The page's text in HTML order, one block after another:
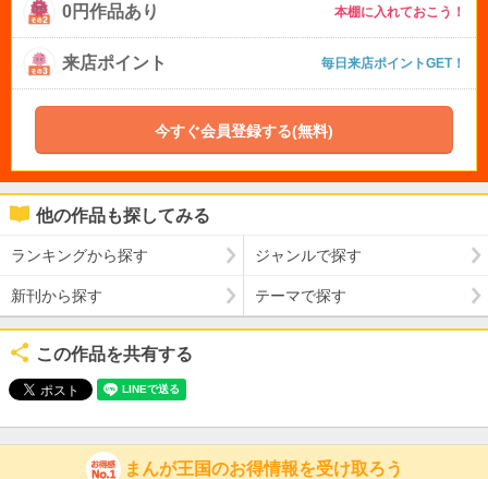
0円作品あり 本棚に入れておこう！
来店ポイント 毎日来店ポイントGET！
今すぐ会員登録する(無料)
他の作品も探してみる
ランキングから探す ジャンルで探す
新刊から探す テーマで探す
この作品を共有する
まんが王国のお得情報を受け取ろう